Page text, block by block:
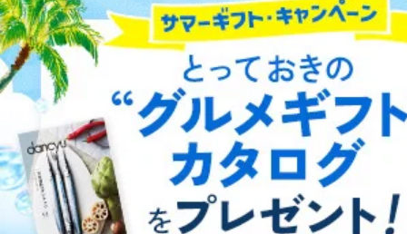
のサーバに到達した時点で、申し込みは完了し、各商品を販売す
る販売業者とお客様との間において、商品の売買契約が成立した
こととなり、申し込み商品に対してのお支払い義務が発生しま
す。販売業者が当社でない場合には、当社は販売業者とお客様と
の間の売買契約を仲介するものにすぎず、当社は売主としての責
任を負うものではありません。
決済については、お客様が利用する第三者の決済システム
（iTunes Store、Google Play等）の規定に準ずるものとし、各決
済手続において、決済システム運用会社の承認が下り、サイト上
の注文の手続が完了した時点で、即時に商品のダウンロードまた
はストリーミング再生が可能となります。
総合案内
アフィリエイト 採用情報
プレスリリース お問い合わせ
利用規約プライバシーポリシー 特定商取引法に基づく表示会社案内 出版社の皆様へ
投資家の皆様へ サイトマップ